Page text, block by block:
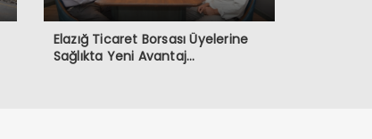
Elazığ Ticaret Borsası Üyelerine
Sağlıkta Yeni Avantaj…